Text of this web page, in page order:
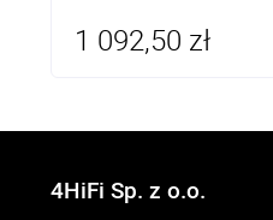
1 092,50 zł
4HiFi Sp. z o.o.